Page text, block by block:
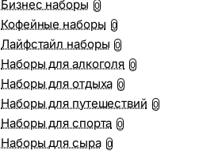
Бизнес наборы 0
Кофейные наборы 0
Лайфстайл наборы 0
Наборы для алкоголя 0
Наборы для отдыха 0
Наборы для путешествий 0
Наборы для спорта 0
Наборы для сыра 0